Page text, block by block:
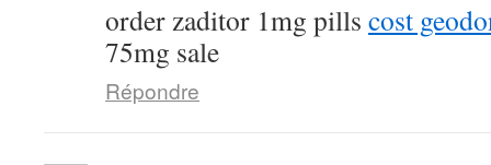
order zaditor 1mg pills cost
75mg sale
Répondre